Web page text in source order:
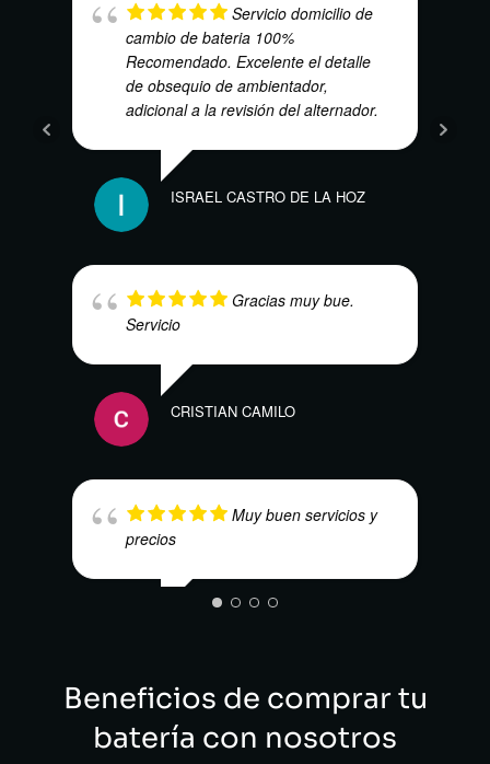
Servicio domicilio de
cambio de bateria 100%
Recomendado. Excelente el detalle
de obsequio de ambientador,
adicional a la revisión del alternador.
ISRAEL CASTRO DE LA HOZ
Gracias muy bue.
Servicio
CRISTIAN CAMILO
Muy buen servicios y
precios
Beneficios de comprar tu
batería con nosotros